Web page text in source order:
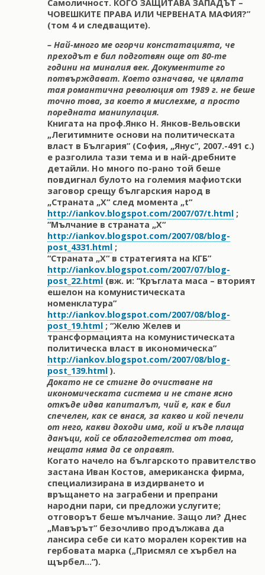
Самоличност. КОГО ЗАЩИТАВА ЗАПАДЪТ –
ЧОВЕШКИТЕ ПРАВА ИЛИ ЧЕРВЕНАТА МАФИЯ?”
(том 4 и следващите).
– Най-много ме огорчи констатацията, че
преходът е бил подготвян още от 80-те
години на миналия век. Документите го
потвърждават. Което означава, че цялата
тая романтична революция от 1989 г. не беше
точно това, за което я мислехме, а просто
поредната манипулация.
Книгата на проф.Янко Н. Янков-Вельовски
„Легитимните основи на политическата
власт в България” (София, „Янус”, 2007.-491 с.)
е разголила тази тема и в най-дребните
детайли. Но много по-рано той беше
повдигнал булото на големия мафиотски
заговор срещу българския народ в
„Страната „Х“ след момента „t“
http://iankov.blogspot.com/2007/07/t.html ;
“Мълчание в страната „Х“
http://iankov.blogspot.com/2007/08/blog-
post_4331.html ;
“Страната „Х“ в стратегията на КГБ”
http://iankov.blogspot.com/2007/07/blog-
post_22.html (вж. и: “Кръглата маса – вторият
ешелон на комунистическата
номенклатура”
http://iankov.blogspot.com/2007/08/blog-
post_19.html ; “Желю Желев и
трансформацията на комунистическата
политическа власт в икономическа”
http://iankov.blogspot.com/2007/08/blog-
post_139.html ).
Докато не се стигне до очистване на
икономическата система и не стане ясно
откъде идва капиталът, чий е, как е бил
спечелен, как се внася, за какво и кой печели
от него, какви доходи има, кой и къде плаща
данъци, кой се облагодетелства от това,
нещата няма да се оправят.
Когато начело на българското правителство
застана Иван Костов, американска фирма,
специализирана в издирването и
връщането на заграбени и препрани
народни пари, си предложи услугите;
отговорът беше мълчание. Защо ли? Днес
„Мавърът” безочливо продължава да
лансира себе си като морален коректив на
гербовата марка („Присмял се хърбел на
щърбел…”).